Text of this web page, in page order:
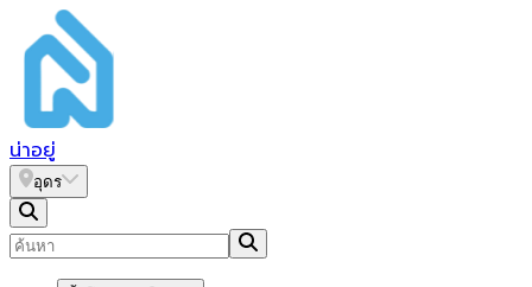
น่าอยู่
อุดร